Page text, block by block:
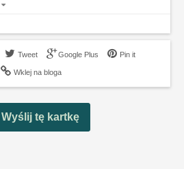
Tweet Google Plus Pin it
Wklej na bloga
Wyślij tę kartkę